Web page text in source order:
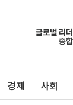
경제 사회